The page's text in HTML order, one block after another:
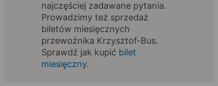
najczęściej zadawane pytania.
Prowadzimy też sprzedaż
biletów miesięcznych
przewoźnika Krzysztof-Bus.
Sprawdź jak kupić bilet
miesięczny.